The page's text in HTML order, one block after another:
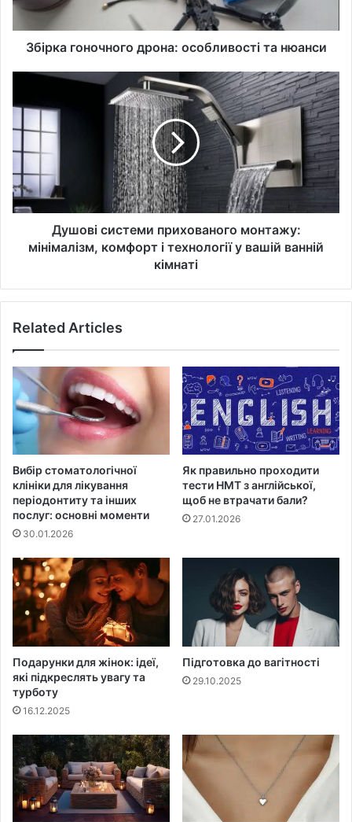
Збірка гоночного дрона: особливості та нюанси
Душові
прихованого
монтажу:
і
технології
у
ванній
Душові системи прихованого монтажу:
мінімалізм, комфорт і технології у вашій ванній
кімнаті
Related Articles
Вибір стоматологічної
клініки для лікування
періодонтиту та інших
послуг: основні моменти
30.01.2026
Як правильно проходити
тести НМТ з англійської,
щоб не втрачати бали?
27.01.2026
Подарунки для жінок: ідеї,
які підкреслять увагу та
турботу
16.12.2025
Підготовка до вагітності
29.10.2025